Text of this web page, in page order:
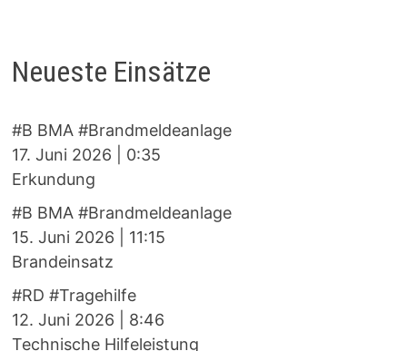
Neueste Einsätze
#B BMA #Brandmeldeanlage
17. Juni 2026
0:35
Erkundung
#B BMA #Brandmeldeanlage
15. Juni 2026
11:15
Brandeinsatz
#RD #Tragehilfe
12. Juni 2026
8:46
Technische Hilfeleistung